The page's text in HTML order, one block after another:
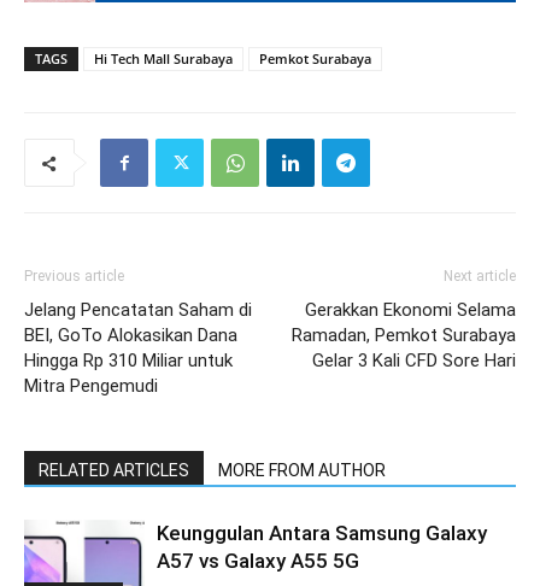
TAGS Hi Tech Mall Surabaya Pemkot Surabaya
Previous article
Jelang Pencatatan Saham di
BEI, GoTo Alokasikan Dana
Hingga Rp 310 Miliar untuk
Mitra Pengemudi
Next article
Gerakkan Ekonomi Selama
Ramadan, Pemkot Surabaya
Gelar 3 Kali CFD Sore Hari
RELATED ARTICLES MORE FROM AUTHOR
Keunggulan Antara Samsung Galaxy
A57 vs Galaxy A55 5G